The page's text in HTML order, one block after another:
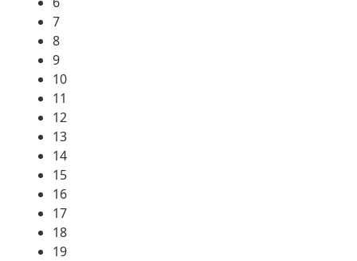
7
8
9
10
11
12
13
14
15
16
17
18
19